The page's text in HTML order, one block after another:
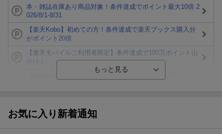
本・雑誌在庫あり商品対象！条件達成でポイント最大10倍 2
026/8/1-8/31
【楽天Kobo】初めての方！条件達成で楽天ブックス購入分
がポイント20倍
【楽天モバイルご利用者限定】条件達成で100万ポイント山
分け！
が当たる！
お気に入り新着通知